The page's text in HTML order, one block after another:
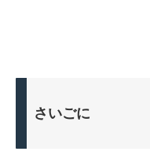
さいごに